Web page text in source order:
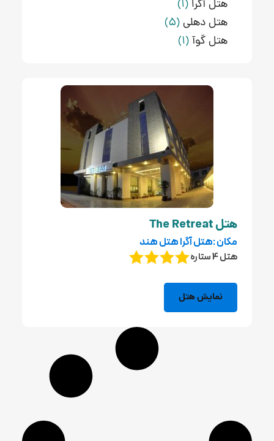
هتل آگرا (1)
هتل دهلی (5)
هتل گوآ(1)
هتل The Retreat
مکان :هتل آگرا هتل هند
هتل 4 ستاره
نمایش هتل